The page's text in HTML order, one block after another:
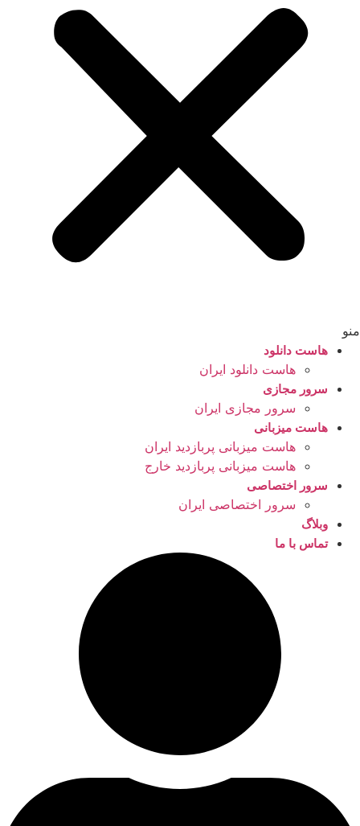
منو
هاست دانلود
هاست دانلود ایران
سرور مجازی
سرور مجازی ایران
هاست میزبانی
هاست میزبانی پربازدید ایران
هاست میزبانی پربازدید خارج
سرور اختصاصی
سرور اختصاصی ایران
وبلاگ
تماس با ما